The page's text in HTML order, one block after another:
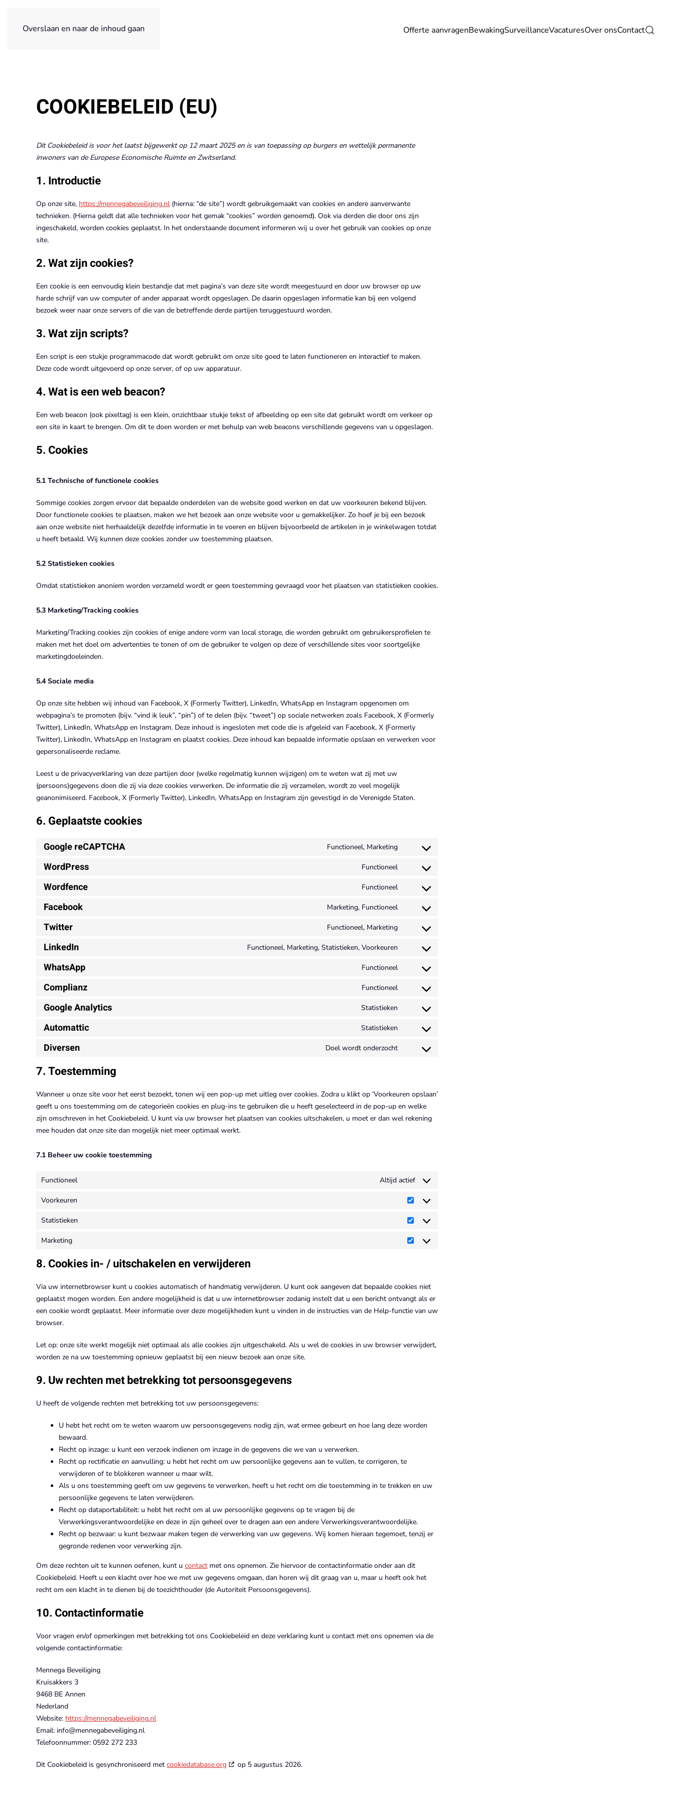
Overslaan en naar de inhoud gaan
MENNEGA BEVEILIGING Offerte aanvragenBewakingSurveillanceVacaturesOver onsContact
COOKIEBELEID (EU)
Dit Cookiebeleid is voor het laatst bijgewerkt op 12 maart 2025 en is van toepassing op burgers en wettelijk permanente
inwoners van de Europese Economische Ruimte en Zwitserland.
1. Introductie
Op onze site, https://mennegabeveiliging.nl (hierna: “de site”) wordt gebruikgemaakt van cookies en andere aanverwante
technieken. (Hierna geldt dat alle technieken voor het gemak “cookies” worden genoemd). Ook via derden die door ons zijn
ingeschakeld, worden cookies geplaatst. In het onderstaande document informeren wij u over het gebruik van cookies op onze
site.
2. Wat zijn cookies?
Een cookie is een eenvoudig klein bestandje dat met pagina’s van deze site wordt meegestuurd en door uw browser op uw
harde schrijf van uw computer of ander apparaat wordt opgeslagen. De daarin opgeslagen informatie kan bij een volgend
bezoek weer naar onze servers of die van de betreffende derde partijen teruggestuurd worden.
3. Wat zijn scripts?
Een script is een stukje programmacode dat wordt gebruikt om onze site goed te laten functioneren en interactief te maken.
Deze code wordt uitgevoerd op onze server, of op uw apparatuur.
4. Wat is een web beacon?
Een web beacon (ook pixeltag) is een klein, onzichtbaar stukje tekst of afbeelding op een site dat gebruikt wordt om verkeer op
een site in kaart te brengen. Om dit te doen worden er met behulp van web beacons verschillende gegevens van u opgeslagen.
5. Cookies
5.1 Technische of functionele cookies
Sommige cookies zorgen ervoor dat bepaalde onderdelen van de website goed werken en dat uw voorkeuren bekend blijven.
Door functionele cookies te plaatsen, maken we het bezoek aan onze website voor u gemakkelijker. Zo hoef je bij een bezoek
aan onze website niet herhaaldelijk dezelfde informatie in te voeren en blijven bijvoorbeeld de artikelen in je winkelwagen totdat
u heeft betaald. Wij kunnen deze cookies zonder uw toestemming plaatsen.
5.2 Statistieken cookies
Omdat statistieken anoniem worden verzameld wordt er geen toestemming gevraagd voor het plaatsen van statistieken cookies.
5.3 Marketing/Tracking cookies
Marketing/Tracking cookies zijn cookies of enige andere vorm van local storage, die worden gebruikt om gebruikersprofielen te
maken met het doel om advertenties te tonen of om de gebruiker te volgen op deze of verschillende sites voor soortgelijke
marketingdoeleinden.
5.4 Sociale media
Op onze site hebben wij inhoud van Facebook, X (Formerly Twitter), LinkedIn, WhatsApp en Instagram opgenomen om
webpagina’s te promoten (bijv. “vind ik leuk”, “pin”) of te delen (bijv. “tweet”) op sociale netwerken zoals Facebook, X (Formerly
Twitter), LinkedIn, WhatsApp en Instagram. Deze inhoud is ingesloten met code die is afgeleid van Facebook, X (Formerly
Twitter), LinkedIn, WhatsApp en Instagram en plaatst cookies. Deze inhoud kan bepaalde informatie opslaan en verwerken voor
gepersonaliseerde reclame.
Leest u de privacyverklaring van deze partijen door (welke regelmatig kunnen wijzigen) om te weten wat zij met uw
(persoons)gegevens doen die zij via deze cookies verwerken. De informatie die zij verzamelen, wordt zo veel mogelijk
geanonimiseerd. Facebook, X (Formerly Twitter), LinkedIn, WhatsApp en Instagram zijn gevestigd in de Verenigde Staten.
6. Geplaatste cookies
Google reCAPTCHA Functioneel, Marketing
Consent
google-
WordPress Functioneel
Consent
wordpress
Wordfence Functioneel
Consent
wordfence
Facebook Marketing, Functioneel
Consent
facebook
Twitter Functioneel, Marketing
Consent
twitter
LinkedIn Functioneel, Marketing, Statistieken, Voorkeuren
Consent
linkedin
WhatsApp Functioneel
Consent
whatsapp
Complianz Functioneel
Consent
complianz
Google Analytics Statistieken
Consent
google-
Automattic Statistieken
Consent
Diversen Doel wordt onderzocht
Consent
diversen
7. Toestemming
Wanneer u onze site voor het eerst bezoekt, tonen wij een pop-up met uitleg over cookies. Zodra u klikt op ‘Voorkeuren opslaan’
geeft u ons toestemming om de categorieën cookies en plug-ins te gebruiken die u heeft geselecteerd in de pop-up en welke
zijn omschreven in het Cookiebeleid. U kunt via uw browser het plaatsen van cookies uitschakelen, u moet er dan wel rekening
mee houden dat onze site dan mogelijk niet meer optimaal werkt.
7.1 Beheer uw cookie toestemming
Functioneel Altijd actief
Voorkeuren
Voorkeuren
Statistieken
Statistieken
Marketing
Marketing
8. Cookies in- / uitschakelen en verwijderen
Via uw internetbrowser kunt u cookies automatisch of handmatig verwijderen. U kunt ook aangeven dat bepaalde cookies niet
geplaatst mogen worden. Een andere mogelijkheid is dat u uw internetbrowser zodanig instelt dat u een bericht ontvangt als er
een cookie wordt geplaatst. Meer informatie over deze mogelijkheden kunt u vinden in de instructies van de Help-functie van uw
browser.
Let op: onze site werkt mogelijk niet optimaal als alle cookies zijn uitgeschakeld. Als u wel de cookies in uw browser verwijdert,
worden ze na uw toestemming opnieuw geplaatst bij een nieuw bezoek aan onze site.
9. Uw rechten met betrekking tot persoonsgegevens
U heeft de volgende rechten met betrekking tot uw persoonsgegevens:
U hebt het recht om te weten waarom uw persoonsgegevens nodig zijn, wat ermee gebeurt en hoe lang deze worden
bewaard.
Recht op inzage: u kunt een verzoek indienen om inzage in de gegevens die we van u verwerken.
Recht op rectificatie en aanvulling: u hebt het recht om uw persoonlijke gegevens aan te vullen, te corrigeren, te
verwijderen of te blokkeren wanneer u maar wilt.
Als u ons toestemming geeft om uw gegevens te verwerken, heeft u het recht om die toestemming in te trekken en uw
persoonlijke gegevens te laten verwijderen.
Recht op dataportabiliteit: u hebt het recht om al uw persoonlijke gegevens op te vragen bij de
Verwerkingsverantwoordelijke en deze in zijn geheel over te dragen aan een andere Verwerkingsverantwoordelijke.
Recht op bezwaar: u kunt bezwaar maken tegen de verwerking van uw gegevens. Wij komen hieraan tegemoet, tenzij er
gegronde redenen voor verwerking zijn.
Om deze rechten uit te kunnen oefenen, kunt u contact met ons opnemen. Zie hiervoor de contactinformatie onder aan dit
Cookiebeleid. Heeft u een klacht over hoe we met uw gegevens omgaan, dan horen wij dit graag van u, maar u heeft ook het
recht om een klacht in te dienen bij de toezichthouder (de Autoriteit Persoonsgegevens).
10. Contactinformatie
Voor vragen en/of opmerkingen met betrekking tot ons Cookiebeleid en deze verklaring kunt u contact met ons opnemen via de
volgende contactinformatie:
Mennega Beveiliging
Kruisakkers 3
9468 BE Annen
Nederland
Website: https://mennegabeveiliging.nl
Email: info@mennegabeveiliging.nl
Telefoonnummer: 0592 272 233
Dit Cookiebeleid is gesynchroniseerd met cookiedatabase.org op 5 augustus 2026.